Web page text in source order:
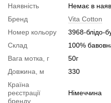
Наявність
Немає в
Бренд
Vita Cotton
Номер кольору
3968-блідо-
Склад
100%
Вага мотка, г
50г
Довжина, м
330
Країна
реєстрації
бренду
Німеччина